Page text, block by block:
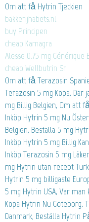
Om att få Hytrin Tjeckien
bakkerijhabets.nl
buy Principen
cheap Kamagra
Alesse 0.75 mg Générique
cheap Wellbutrin Sr
Om att få Terazosin
Terazosin 5 mg Köpa, Där
mg Billig Belgien, Om att
Inköp Hytrin 5 mg Nu
Belgien, Beställa 5 mg
Inköp Hytrin 5 mg Billig
Inköp Terazosin 5 mg
mg Hytrin utan recept
Hytrin 5 mg billigaste
5 mg Hytrin USA, Var
Köpa Hytrin Nu Göteborg,
Danmark, Beställa Hytrin